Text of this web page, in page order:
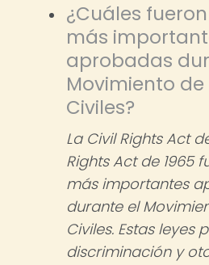
¿Cuáles
más
aprobadas
Movimiento de
Civiles?
La Civil Rights Act
Rights Act de 1965
más importantes
durante el
Civiles. Estas leyes
discriminación y